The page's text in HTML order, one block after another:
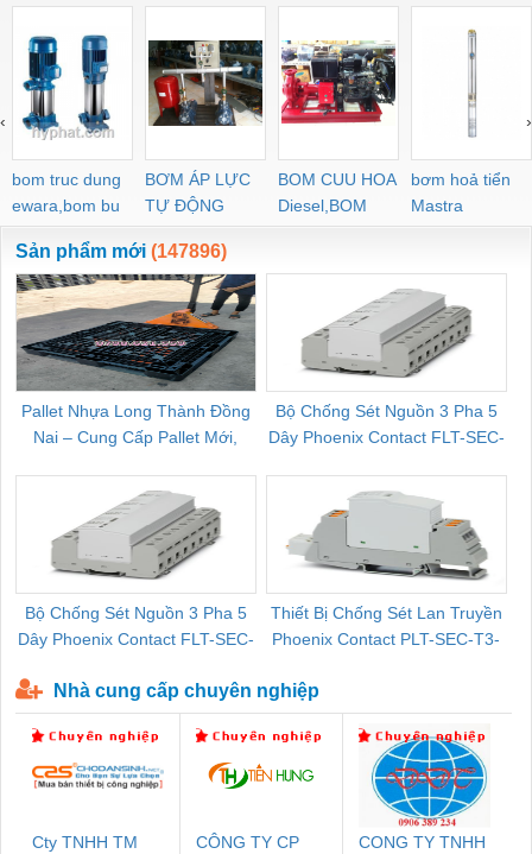
bom truc dung
ewara,bom bu
ewara
BƠM ÁP LỰC
TỰ ĐỘNG
BOM CUU HOA
Diesel,BOM
CHUA CHAY
bơm hoả tiển
Mastra
‹ ›
Sản phẩm mới (147896)
Pallet Nhựa Long Thành Đồng
Nai – Cung Cấp Pallet Mới,
Bộ Chống Sét Nguồn 3 Pha 5
Dây Phoenix Contact FLT-SEC-
Bộ Chống Sét Nguồn 3 Pha 5
Dây Phoenix Contact FLT-SEC-
Thiết Bị Chống Sét Lan Truyền
Phoenix Contact PLT-SEC-T3-
Nhà cung cấp chuyên nghiệp
Cty TNHH TM
CÔNG TY CP
CONG TY TNHH